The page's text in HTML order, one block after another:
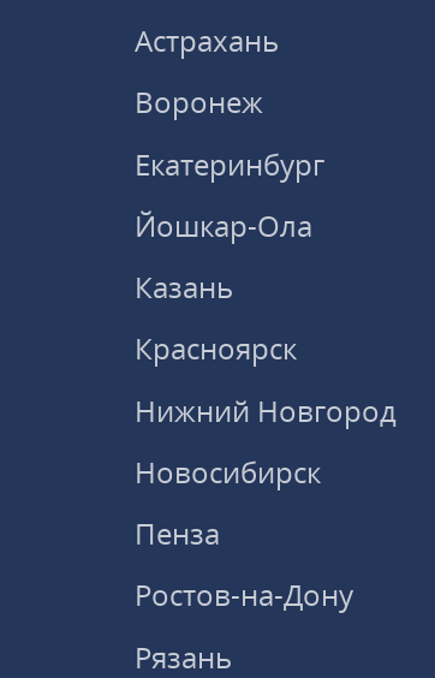
Астрахань
Воронеж
Екатеринбург
Йошкар-Ола
Казань
Красноярск
Нижний Новгород
Новосибирск
Пенза
Ростов-на-Дону
Рязань